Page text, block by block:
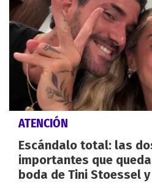
ATENCIÓN
Escándalo total: las
importantes que
boda de Tini Stoessel